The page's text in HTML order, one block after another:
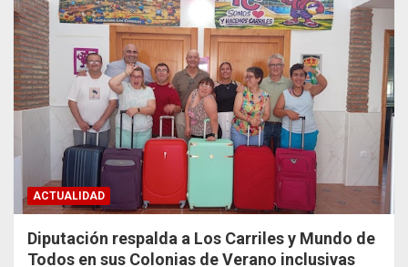
ACTUALIDAD
Diputación respalda a Los Carriles y Mundo de
Todos en sus Colonias de Verano inclusivas